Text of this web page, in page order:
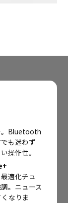
。Bluetooth
も迷わず
操作性。
適化チュ
。ニュース
なりま